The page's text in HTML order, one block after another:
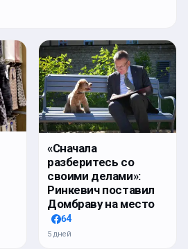
«Сначала
разберитесь со
своими делами»:
Ринкевич поставил
Домбраву на место
64
5 дней